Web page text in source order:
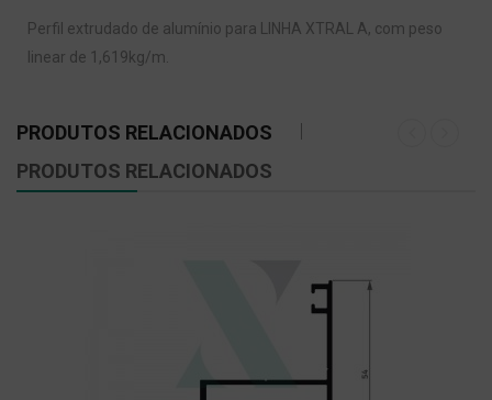
Perfil extrudado de alumínio para LINHA XTRAL A, com peso
linear de 1,619kg/m.
PRODUTOS RELACIONADOS
PRODUTOS RELACIONADOS